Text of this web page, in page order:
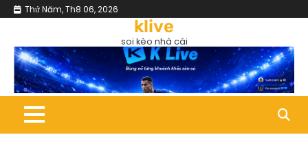
Skip Thứ Năm, Th8 06, 2026
Đá C1
League
Thi
Kết
Quả
TínhTích
Định
tiếp
klive
soi kèo nhà cái